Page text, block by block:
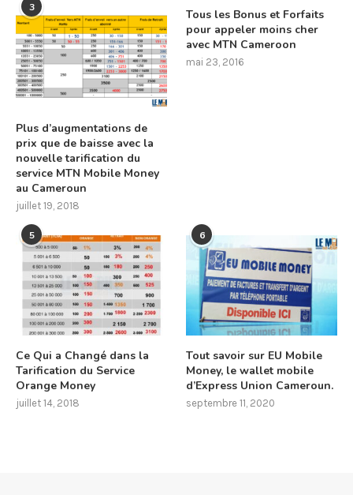
3
Plus d’augmentations de
prix que de baisse avec la
nouvelle tarification du
service MTN Mobile Money
au Cameroun
juillet 19, 2018
Tous les Bonus et Forfaits
pour appeler moins cher
avec MTN Cameroon
mai 23, 2016
5
Ce Qui a Changé dans la
Tarification du Service
Orange Money
juillet 14, 2018
6
Tout savoir sur EU Mobile
Money, le wallet mobile
d’Express Union Cameroun.
septembre 11, 2020